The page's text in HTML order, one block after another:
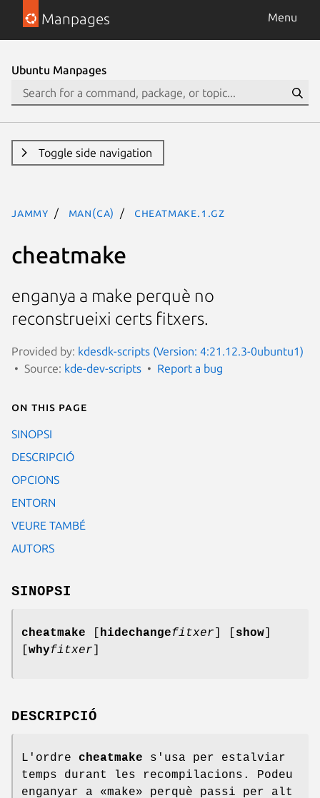
Manpages Menu
Ubuntu Manpages
Toggle side navigation
jammy man(ca) cheatmake.1.gz
cheatmake
enganya a make perquè no
reconstrueixi certs fitxers.
Provided by: kdesdk-scripts (Version: 4:21.12.3-0ubuntu1)
Source: kde-dev-scripts Report a bug
On this page
SINOPSI
DESCRIPCIÓ
OPCIONS
ENTORN
VEURE TAMBÉ
AUTORS
SINOPSI
cheatmake hidechangefitxer show
whyfitxer
DESCRIPCIÓ
L'ordre cheatmake s'usa per estalviar
temps durant les recompilacions. Podeu
enganyar a «make» perquè passi per alt